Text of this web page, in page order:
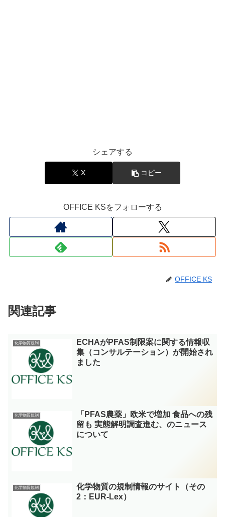
シェアする
X コピー
OFFICE KSをフォローする
OFFICE KS
関連記事
化学物質規制
ECHAがPFAS制限案に関する情報収
集（コンサルテーション）が開始され
ました
化学物質規制
「PFAS農薬」欧米で増加 食品への残
留も 実態解明調査進む、のニュース
について
化学物質規制
化学物質の規制情報のサイト（その
2：EUR-Lex）